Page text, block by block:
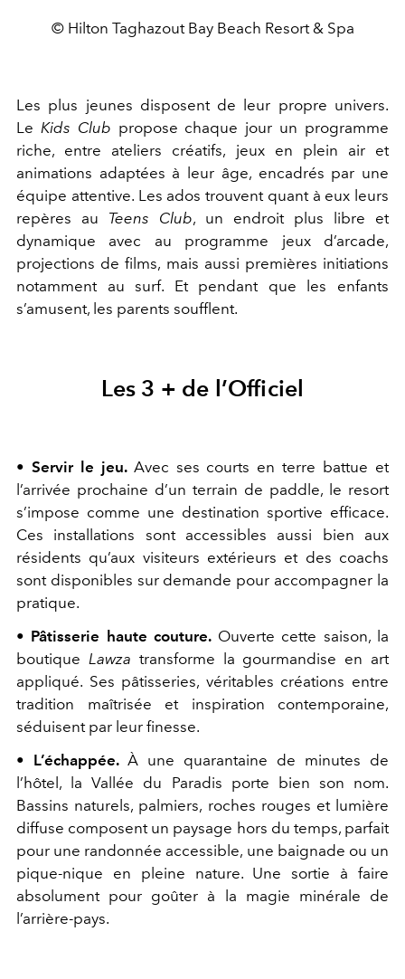
© Hilton Taghazout Bay Beach Resort & Spa
Les plus jeunes disposent de leur propre univers.
Le Kids Club propose chaque jour un programme
riche, entre ateliers créatifs, jeux en plein air et
animations adaptées à leur âge, encadrés par une
équipe attentive. Les ados trouvent quant à eux leurs
repères au Teens Club, un endroit plus libre et
dynamique avec au programme jeux d’arcade,
projections de films, mais aussi premières initiations
notamment au surf. Et pendant que les enfants
s’amusent, les parents soufflent.
Les 3 + de l’Officiel
• Servir le jeu. Avec ses courts en terre battue et
l’arrivée prochaine d’un terrain de paddle, le resort
s’impose comme une destination sportive efficace.
Ces installations sont accessibles aussi bien aux
résidents qu’aux visiteurs extérieurs et des coachs
sont disponibles sur demande pour accompagner la
pratique.
• Pâtisserie haute couture.Ouverte cette saison, la
boutique Lawza transforme la gourmandise en art
appliqué. Ses pâtisseries, véritables créations entre
tradition maîtrisée et inspiration contemporaine,
séduisent par leur finesse.
• L’échappée. À une quarantaine de minutes de
l’hôtel, la Vallée du Paradis porte bien son nom.
Bassins naturels, palmiers, roches rouges et lumière
diffuse composent un paysage hors du temps, parfait
pour une randonnée accessible, une baignade ou un
pique-nique en pleine nature. Une sortie à faire
absolument pour goûter à la magie minérale de
l’arrière-pays.